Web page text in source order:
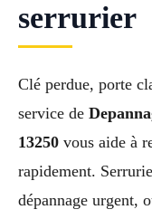
serrurier
Clé perdue, porte
service de
13250 vous aide à
rapidement.
dépannage urgent,